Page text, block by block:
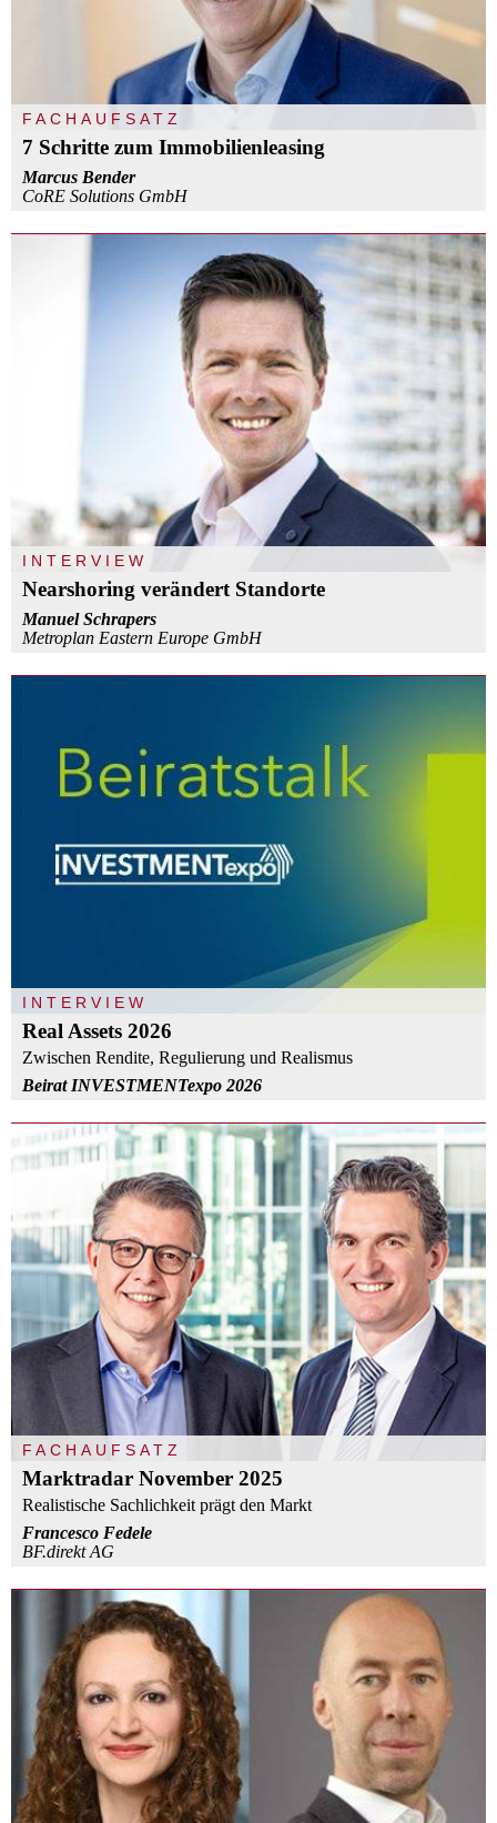
FACHAUFSATZ
7 Schritte zum Immobilienleasing
Marcus Bender
CoRE Solutions GmbH
INTERVIEW
Nearshoring verändert Standorte
Manuel Schrapers
Metroplan Eastern Europe GmbH
INTERVIEW
Real Assets 2026
Zwischen Rendite, Regulierung und Realismus
Beirat INVESTMENTexpo 2026
FACHAUFSATZ
Marktradar November 2025
Realistische Sachlichkeit prägt den Markt
Francesco Fedele
BF.direkt AG